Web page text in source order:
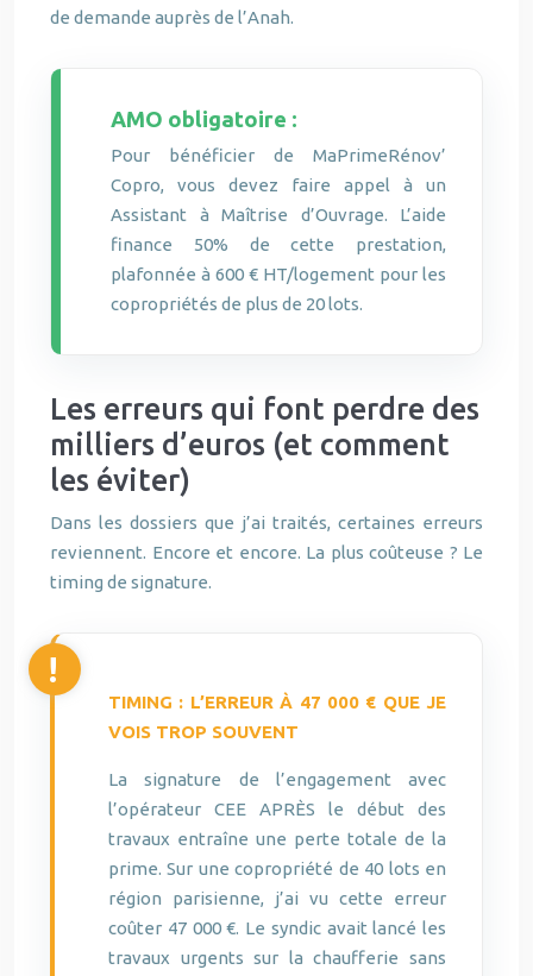
de demande auprès de l’Anah.
AMO obligatoire :
Pour bénéficier de MaPrimeRénov’
Copro, vous devez faire appel à un
Assistant à Maîtrise d’Ouvrage. L’aide
finance 50% de cette prestation,
plafonnée à 600 € HT/logement pour les
copropriétés de plus de 20 lots.
Les erreurs qui font perdre des
milliers d’euros (et comment
les éviter)
Dans les dossiers que j’ai traités, certaines erreurs
reviennent. Encore et encore. La plus coûteuse ? Le
timing de signature.
TIMING : L’ERREUR À 47 000 € QUE JE
VOIS TROP SOUVENT
La signature de l’engagement avec
l’opérateur CEE APRÈS le début des
travaux entraîne une perte totale de la
prime. Sur une copropriété de 40 lots en
région parisienne, j’ai vu cette erreur
coûter 47 000 €. Le syndic avait lancé les
travaux urgents sur la chaufferie sans